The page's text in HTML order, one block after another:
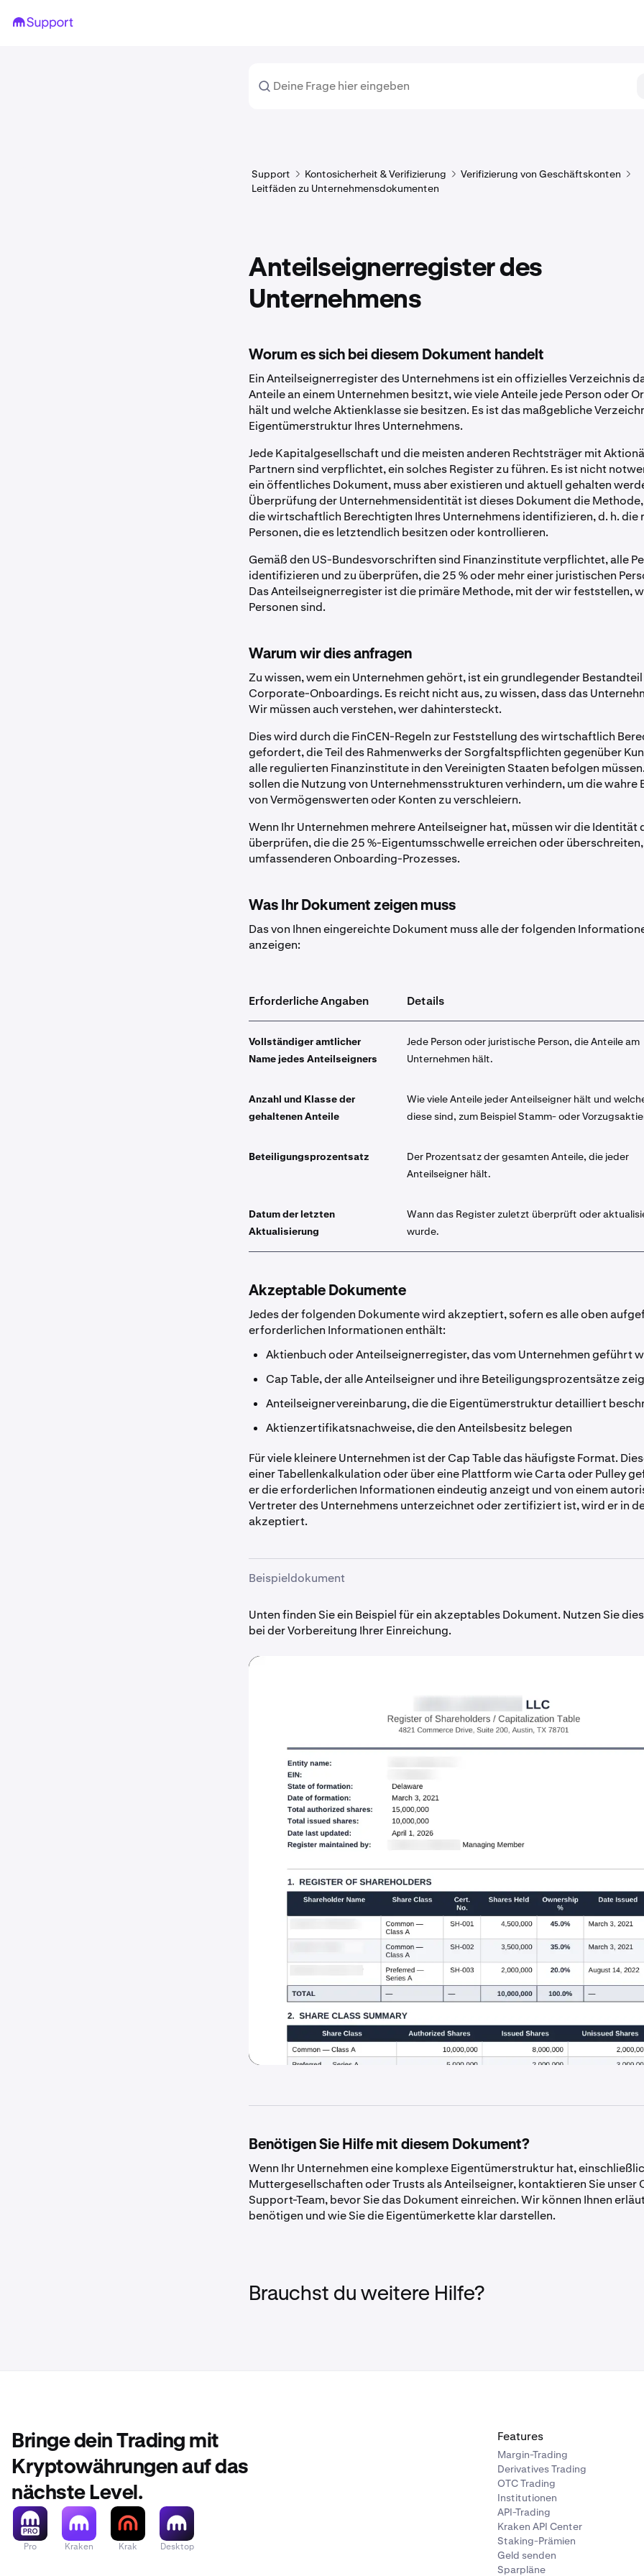
Support Kontosicherheit & Verifizierung
Verifizierung von Geschäftskonten
Leitfäden zu Unternehmensdokumenten
Anteilseignerregister des
Unternehmens
Worum es sich bei diesem Dokument handelt
Ein Anteilseignerregister des Unternehmens ist ein offizielles Verzeichnis
Anteile an einem Unternehmen besitzt, wie viele Anteile jede Person oder
hält und welche Aktienklasse sie besitzen. Es ist das maßgebliche
Eigentümerstruktur Ihres Unternehmens.
Jede Kapitalgesellschaft und die meisten anderen Rechtsträger mit
Partnern sind verpflichtet, ein solches Register zu führen. Es ist nicht
ein öffentliches Dokument, muss aber existieren und aktuell gehalten
Überprüfung der Unternehmensidentität ist dieses Dokument die
die wirtschaftlich Berechtigten Ihres Unternehmens identifizieren, d. h. die
Personen, die es letztendlich besitzen oder kontrollieren.
Gemäß den US-Bundesvorschriften sind Finanzinstitute verpflichtet, alle
identifizieren und zu überprüfen, die 25 % oder mehr einer juristischen
Das Anteilseignerregister ist die primäre Methode, mit der wir feststellen,
Personen sind.
Warum wir dies anfragen
Zu wissen, wem ein Unternehmen gehört, ist ein grundlegender
Corporate-Onboardings. Es reicht nicht aus, zu wissen, dass das
Wir müssen auch verstehen, wer dahintersteckt.
Dies wird durch die FinCEN-Regeln zur Feststellung des wirtschaftlich
gefordert, die Teil des Rahmenwerks der Sorgfaltspflichten gegenüber
alle regulierten Finanzinstitute in den Vereinigten Staaten befolgen
sollen die Nutzung von Unternehmensstrukturen verhindern, um die wahre
von Vermögenswerten oder Konten zu verschleiern.
Wenn Ihr Unternehmen mehrere Anteilseigner hat, müssen wir die Identität
überprüfen, die die 25 %-Eigentumsschwelle erreichen oder überschreiten,
umfassenderen Onboarding-Prozesses.
Was Ihr Dokument zeigen muss
Das von Ihnen eingereichte Dokument muss alle der folgenden
anzeigen:
Erforderliche Angaben Details
Vollständiger amtlicher
Name jedes Anteilseigners
Jede Person oder juristische Person, die Anteile am
Unternehmen hält.
Anzahl und Klasse der
gehaltenen Anteile
Wie viele Anteile jeder Anteilseigner hält und
diese sind, zum Beispiel Stamm- oder
Beteiligungsprozentsatz
Der Prozentsatz der gesamten Anteile, die jeder
Anteilseigner hält.
Datum der letzten
Aktualisierung
Wann das Register zuletzt überprüft oder
wurde.
Akzeptable Dokumente
Jedes der folgenden Dokumente wird akzeptiert, sofern es alle oben
erforderlichen Informationen enthält:
Aktienbuch oder Anteilseignerregister, das vom Unternehmen geführt
Cap Table, der alle Anteilseigner und ihre Beteiligungsprozentsätze
Anteilseignervereinbarung, die die Eigentümerstruktur detailliert
Aktienzertifikatsnachweise, die den Anteilsbesitz belegen
Für viele kleinere Unternehmen ist der Cap Table das häufigste Format.
einer Tabellenkalkulation oder über eine Plattform wie Carta oder Pulley
er die erforderlichen Informationen eindeutig anzeigt und von einem
Vertreter des Unternehmens unterzeichnet oder zertifiziert ist, wird er in
akzeptiert.
Beispieldokument
Unten finden Sie ein Beispiel für ein akzeptables Dokument. Nutzen Sie
bei der Vorbereitung Ihrer Einreichung.
Benötigen Sie Hilfe mit diesem Dokument?
Wenn Ihr Unternehmen eine komplexe Eigentümerstruktur hat,
Muttergesellschaften oder Trusts als Anteilseigner, kontaktieren Sie unser
Support-Team, bevor Sie das Dokument einreichen. Wir können Ihnen
benötigen und wie Sie die Eigentümerkette klar darstellen.
Brauchst du weitere Hilfe?
Bringe dein Trading mit
Kryptowährungen auf das
nächste Level.
Pro Kraken Krak Desktop
Features
Margin-Trading
Derivatives Trading
OTC Trading
Institutionen
API-Trading
Kraken API Center
Staking-Prämien
Geld senden
Sparpläne